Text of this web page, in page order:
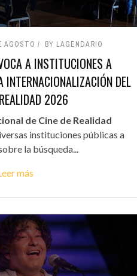
AGOSTO BY LAGENDARIO
A INSTITUCIONES A
INTERNACIONALIZACIÓN DEL
2026
de Cine de Realidad
instituciones públicas a
la búsqueda...
más